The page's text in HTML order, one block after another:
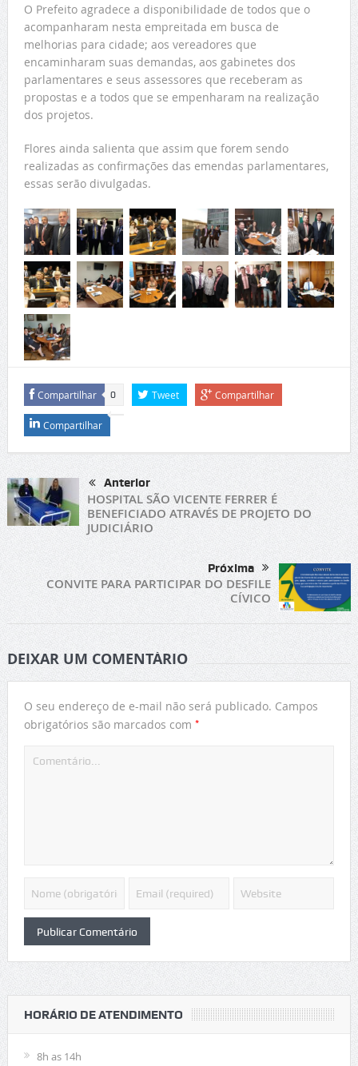
O Prefeito agradece a disponibilidade de todos que o
acompanharam nesta empreitada em busca de
melhorias para cidade; aos vereadores que
encaminharam suas demandas, aos gabinetes dos
parlamentares e seus assessores que receberam as
propostas e a todos que se empenharam na realização
dos projetos.
Flores ainda salienta que assim que forem sendo
realizadas as confirmações das emendas parlamentares,
essas serão divulgadas.
Compartilhar 0 Tweet Compartilhar
Compartilhar
Anterior
HOSPITAL SÃO VICENTE FERRER É
BENEFICIADO ATRAVÉS DE PROJETO DO
JUDICIÁRIO
Próxima
CONVITE PARA PARTICIPAR DO DESFILE
CÍVICO
DEIXAR UM COMENTÁRIO
O seu endereço de e-mail não será publicado. Campos
obrigatórios são marcados com *
HORÁRIO DE ATENDIMENTO
8h as 14h